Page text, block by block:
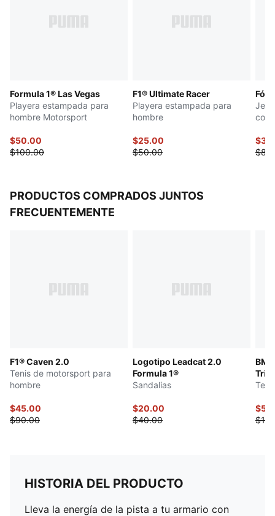
Formula 1® Las Vegas
Playera estampada para
hombre Motorsport
$50.00
$100.00
F1® Ultimate Racer
Playera estampada para
hombre
$25.00
$50.00
PRODUCTOS COMPRADOS JUNTOS
FRECUENTEMENTE
F1® Caven 2.0
Tenis de motorsport para
hombre
$45.00
$90.00
Logotipo Leadcat 2.0
Formula 1®
Sandalias
$20.00
$40.00
HISTORIA DEL PRODUCTO
Lleva la energía de la pista a tu armario con